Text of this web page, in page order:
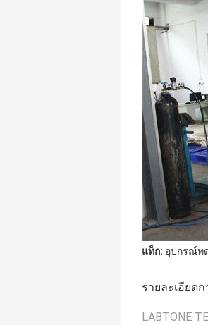
แท็ก: อุปกรณ์ท
รายละเอียด
LABTONE